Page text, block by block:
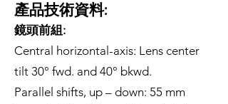
產品技術資料:
鏡頭前組:
Central horizontal-axis: Lens center
tilt 30° fwd. and 40° bkwd.
Parallel shifts, up – down: 55 mm